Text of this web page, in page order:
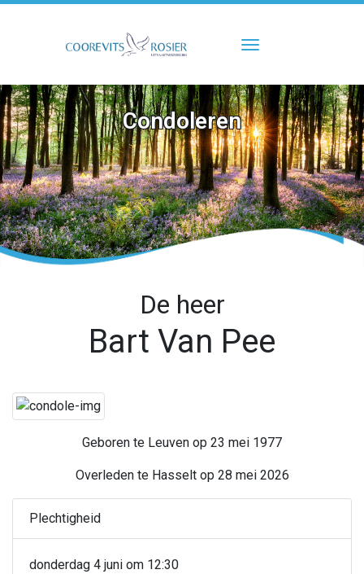
Toggle
Condoleren
De heer
Bart Van Pee
Geboren te Leuven op 23 mei 1977
Overleden te Hasselt op 28 mei 2026
Plechtigheid
donderdag 4 juni om 12:30